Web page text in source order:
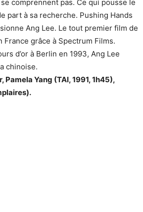
comprennent pas. Ce qui pousse le
part à sa recherche. Pushing Hands
Ang Lee. Le tout premier film de
grâce à Spectrum Films.
d’or à Berlin en 1993, Ang Lee
chinoise.
Pamela Yang (TAI, 1991, 1h45),